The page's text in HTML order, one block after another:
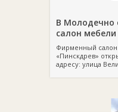
В Молодечно
салон
Фирменный салон
«Пинскдрев»
адресу: улица